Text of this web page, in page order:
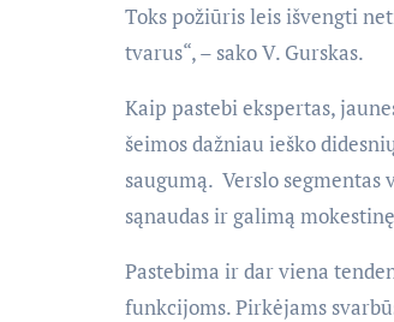
Toks požiūris leis išvengti
tvarus“, – sako V. Gurskas.
Kaip pastebi ekspertas,
šeimos dažniau ieško
saugumą. Verslo
sąnaudas ir galimą
Pastebima ir dar viena
funkcijoms. Pirkėjams